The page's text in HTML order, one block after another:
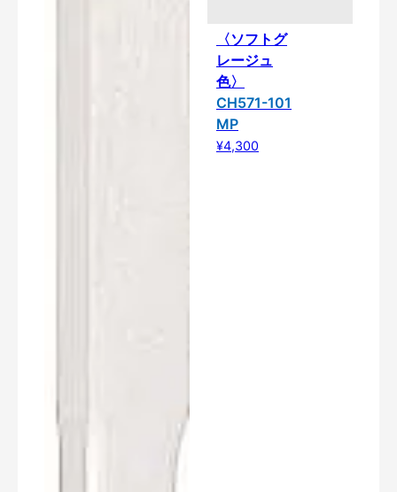
〈ソフトグ
レージュ
色〉
CH571-101
MP
¥4,300